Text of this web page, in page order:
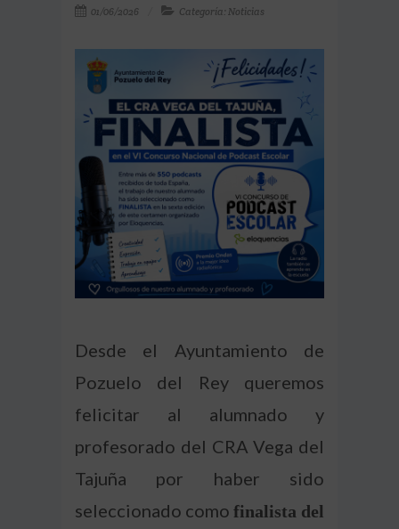
01/06/2026 Categoría: Noticias
Desde el Ayuntamiento de
Pozuelo del Rey queremos
felicitar al alumnado y
profesorado del CRA Vega del
Tajuña por haber sido
seleccionado como finalista del